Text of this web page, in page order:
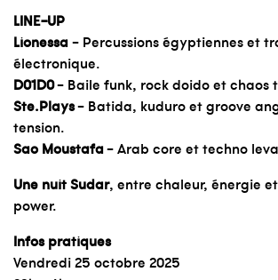
LINE-UP
Lionessa – Percussions égyptiennes et
électronique.
D01D0– Baile funk, rock doido et chaos
Ste.Plays– Batida, kuduro et groove
tension.
Sao Moustafa– Arab core et techno
Une nuit Sudar, entre chaleur, énergie
power.
Infos pratiques
Vendredi 25 octobre 2025